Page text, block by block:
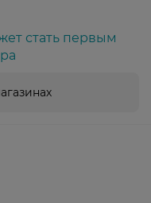
стать первым